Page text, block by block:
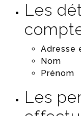
Les
Adresse
Nom
Prénom
Les